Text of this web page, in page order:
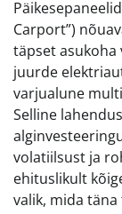
Carport”)
täpset asukoha
juurde
varjualune
Selline
volatiilsust ja
ehituslikult
valik, mida täna